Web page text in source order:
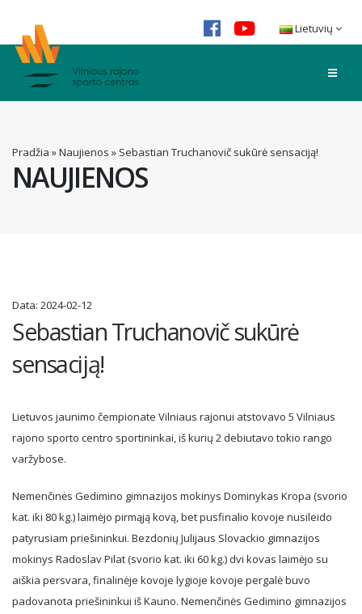
Lietuvių
NAUJIENOS
Pradžia »Naujienos » Sebastian Truchanovič sukūrė sensaciją!
Data: 2024-02-12
Sebastian Truchanovič sukūrė
sensaciją!
Lietuvos jaunimo čempionate Vilniaus rajonui atstovavo 5 Vilniaus
rajono sporto centro sportininkai, iš kurių 2 debiutavo tokio rango
varžybose.
Nemenčinės Gedimino gimnazijos mokinys Dominykas Kropa (svorio
kat. iki 80 kg.) laimėjo pirmąją kovą, bet pusfinalio kovoje nusileido
patyrusiam priešininkui. Bezdonių Julijaus Slovackio gimnazijos
mokinys Radoslav Pilat (svorio kat. iki 60 kg.) dvi kovas laimėjo su
aiškia persvara, finalinėje kovoje lygioje kovoje pergalė buvo
padovanota priešininkui iš Kauno. Nemenčinės Gedimino gimnazijos